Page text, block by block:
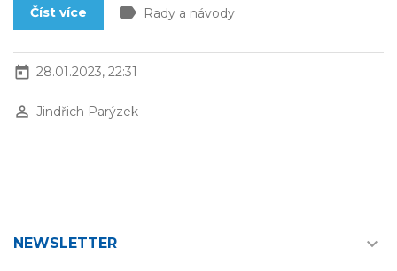
Číst více label Rady a návody
today 28.01.2023, 22:31
perm_identity Jindřich Parýzek
NEWSLETTER 